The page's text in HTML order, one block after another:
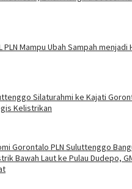
PLN Mampu Ubah Sampah menjadi
Silaturahmi ke Kajati
Kelistrikan
Gorontalo PLN Suluttenggo
Bawah Laut ke Pulau Dudepo,